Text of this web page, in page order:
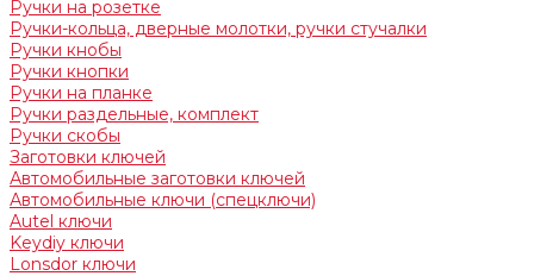
Ручки на розетке
Ручки-кольца, дверные молотки, ручки стучалки
Ручки кнобы
Ручки кнопки
Ручки на планке
Ручки раздельные, комплект
Ручки скобы
Заготовки ключей
Автомобильные заготовки ключей
Автомобильные ключи (спецключи)
Autel ключи
Keydiy ключи
Lonsdor ключи